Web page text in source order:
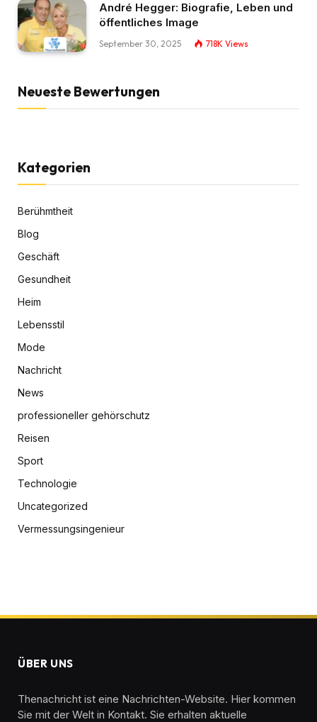
André Hegger: Biografie, Leben und
öffentliches Image
September 30, 2025 718K Views
Neueste Bewertungen
Kategorien
Berühmtheit
Blog
Geschäft
Gesundheit
Heim
Lebensstil
Mode
Nachricht
News
professioneller gehörschutz
Reisen
Sport
Technologie
Uncategorized
Vermessungsingenieur
ÜBER UNS
Thenachricht ist eine Nachrichten-Website. Hier kommen
Sie mit der Welt in Kontakt. Sie erhalten aktuelle